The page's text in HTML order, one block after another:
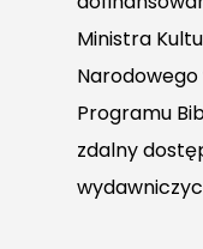
Ministra
Programu
zdalny